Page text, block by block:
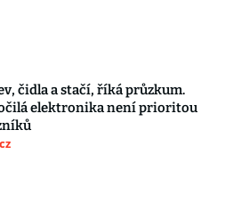
čidla a stačí, říká průzkum.
elektronika není prioritou